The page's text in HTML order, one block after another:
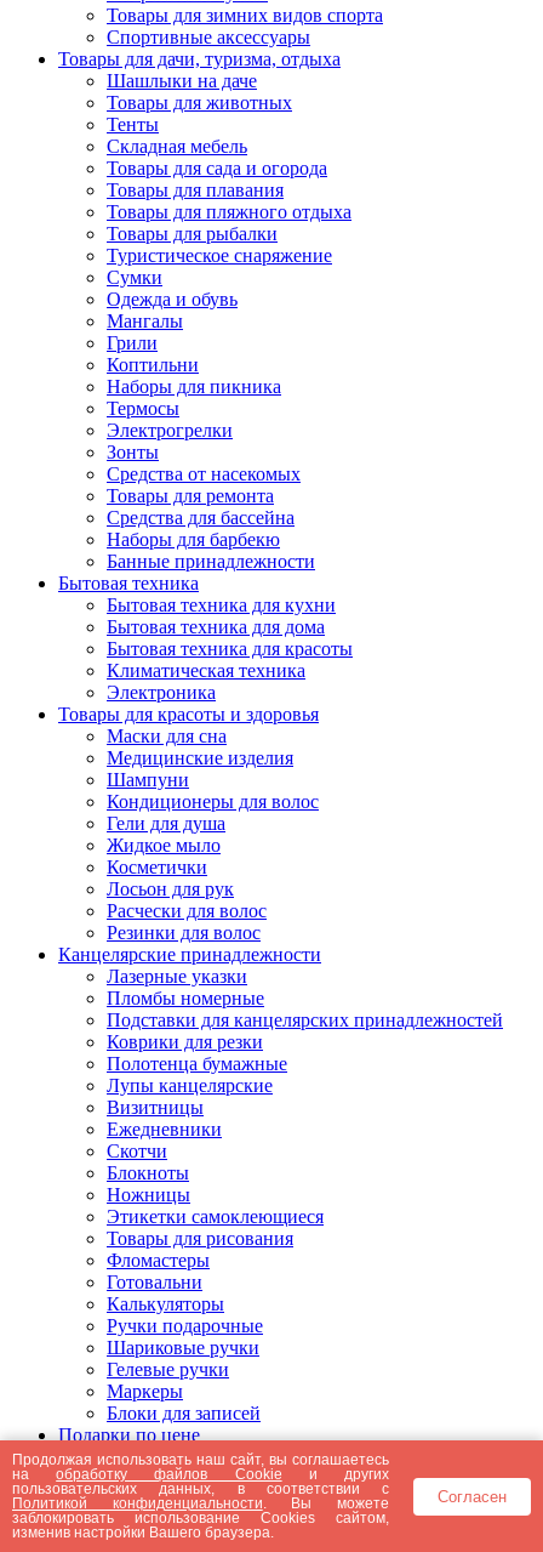
Товары для зимних видов спорта
Спортивные аксессуары
Товары для дачи, туризма, отдыха
Шашлыки на даче
Товары для животных
Тенты
Складная мебель
Товары для сада и огорода
Товары для плавания
Товары для пляжного отдыха
Товары для рыбалки
Туристическое снаряжение
Сумки
Одежда и обувь
Мангалы
Грили
Коптильни
Наборы для пикника
Термосы
Электрогрелки
Зонты
Средства от насекомых
Товары для ремонта
Средства для бассейна
Наборы для барбекю
Банные принадлежности
Бытовая техника
Бытовая техника для кухни
Бытовая техника для дома
Бытовая техника для красоты
Климатическая техника
Электроника
Товары для красоты и здоровья
Маски для сна
Медицинские изделия
Шампуни
Кондиционеры для волос
Гели для душа
Жидкое мыло
Косметички
Лосьон для рук
Расчески для волос
Резинки для волос
Канцелярские принадлежности
Лазерные указки
Пломбы номерные
Подставки для канцелярских принадлежностей
Коврики для резки
Полотенца бумажные
Лупы канцелярские
Визитницы
Ежедневники
Скотчи
Блокноты
Ножницы
Этикетки самоклеющиеся
Товары для рисования
Фломастеры
Готовальни
Калькуляторы
Ручки подарочные
Шариковые ручки
Гелевые ручки
Маркеры
Блоки для записей
Подарки по цене
Подарки от 5000 рублей
Подарки до 5000 рублей
Подарки до 3000 рублей
Подарки до 2000 рублей
Подарки до 1000 рублей
Продолжая использовать наш сайт, вы соглашаетесь
наобработку файлов Cookie и других
пользовательских данных, в соответствии с
Политикой конфиденциальности . Вы можете
заблокировать использование Cookies сайтом,
изменив настройки Вашего браузера.
Согласен